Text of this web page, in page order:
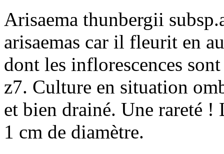
Arisaema thunbergii
arisaemas car il fleurit en
dont les inflorescences
z7. Culture en situation
et bien drainé. Une rareté
1 cm de diamètre.